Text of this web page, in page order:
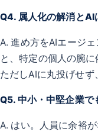
Q4. 属人化の解消とAI
A. 進め方をAIエージ
と、特定の個人の腕に
ただしAIに丸投げせず
Q5. 中小・中堅企業で
A. はい。人員に余裕